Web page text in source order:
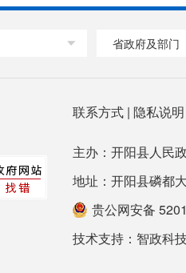
省政府及部门
联系方式| 隐私说
主办：开阳县人民
地址：开阳县磷都
贵公网安备
技术支持： 智政科